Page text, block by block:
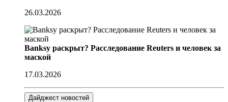
26.03.2026
Banksy раскрыт? Расследование Reuters и человек за
маской
17.03.2026
Дайджест новостей